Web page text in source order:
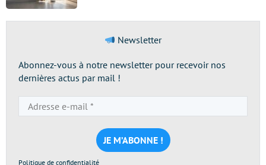
Newsletter
Abonnez-vous à notre newsletter pour recevoir nos
dernières actus par mail !
e-
mail
*
Politique de confidentialité